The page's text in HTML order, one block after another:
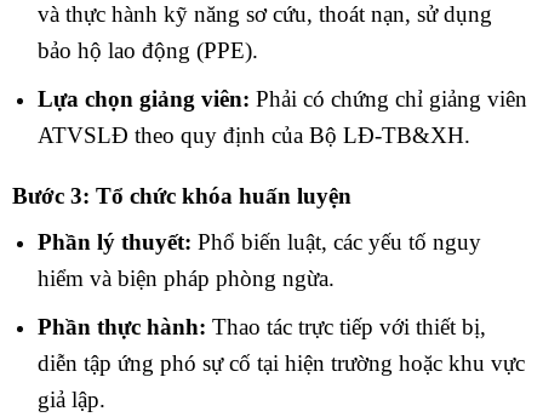
và thực hành kỹ năng sơ cứu, thoát nạn, sử dụng
bảo hộ lao động (PPE).
Lựa chọn giảng viên: Phải có chứng chỉ giảng viên
ATVSLĐ theo quy định của Bộ LĐ-TB&XH.
Bước 3: Tổ chức khóa huấn luyện
Phần lý thuyết: Phổ biến luật, các yếu tố nguy
hiểm và biện pháp phòng ngừa.
Phần thực hành: Thao tác trực tiếp với thiết bị,
diễn tập ứng phó sự cố tại hiện trường hoặc khu vực
giả lập.